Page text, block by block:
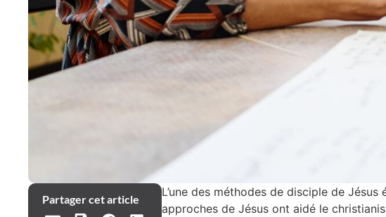
Partager cet article
L’une des méthodes de disciple de
approches de Jésus ont aidé le